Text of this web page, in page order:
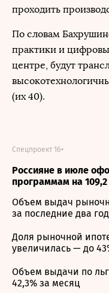
проходить
По словам
практики и
центре, будут
(их 40).
Россияне в июле
программам на
Спецпроект 16+
Объем выдач
за последние два
Доля рыночной
увеличилась — до
Объем выдачи по
42,3% за месяц